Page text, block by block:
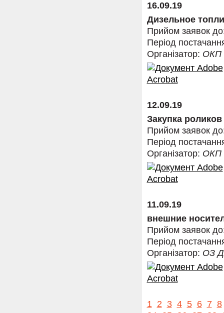
16.09.19
Дизельное
Прийом заявок
Період
Організатор: ОКП
12.09.19
Закупка
Прийом заявок
Період
Організатор: ОКП
11.09.19
внешние
Прийом заявок
Період
Організатор: ОЗ
1 2 3 4 5 6 7 8